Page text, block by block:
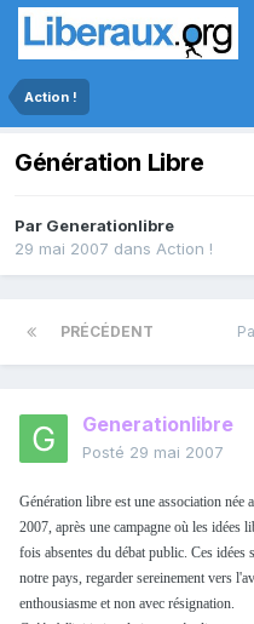
Action !
Génération Libre
Par Generationlibre
29 mai 2007 dans Action !
PRÉCÉDENT
Generationlibre
Posté 29 mai 2007
Génération libre est une association née
2007, après une campagne où les idées
fois absentes du débat public. Ces
notre pays, regarder sereinement vers
enthousiasme et non avec résignation.